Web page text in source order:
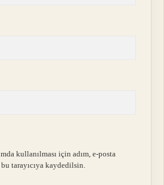
kullanılması için adım, e-posta
tarayıcıya kaydedilsin.